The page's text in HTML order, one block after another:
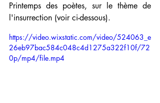
Printemps des poètes, sur le thème de
l'insurrection (voir ci-dessous).
https://video.wixstatic.com/video/524063_e
26eb97bac584c048c4d1275a322f10f/72
0p/mp4/file.mp4